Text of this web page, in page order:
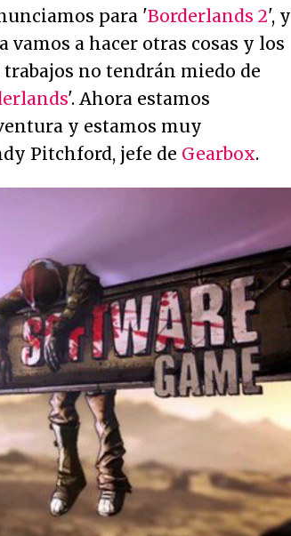
para 'Borderlands 2', y
vamos a hacer otras cosas y los
no tendrán miedo de
'. Ahora estamos
y estamos muy
Pitchford, jefe de Gearbox.